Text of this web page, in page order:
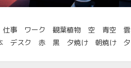
事 ワーク 観葉植物 空 青空
デスク 赤 黒 夕焼け 朝焼け